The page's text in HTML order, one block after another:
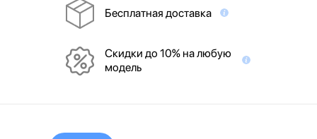
Бесплатная доставка
Скидки до 10% на любую
модель